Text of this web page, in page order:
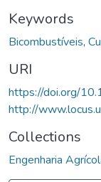
Keywords
Bicombustíveis,
URI
https://doi.org/
http://
Collections
Engenharia